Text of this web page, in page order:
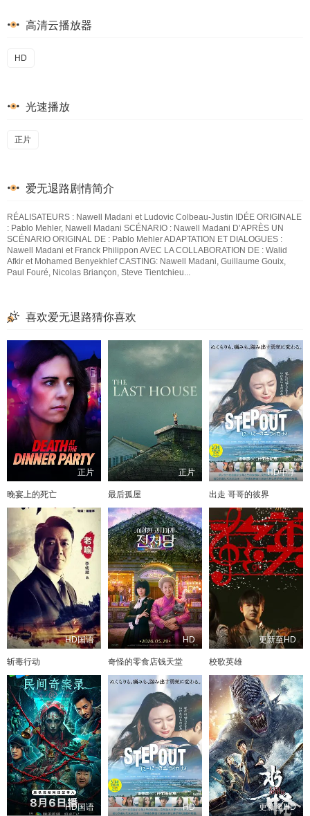
高清云播放器
HD
光速播放
正片
爱无退路剧情简介
RÉALISATEURS : Nawell Madani et Ludovic Colbeau-Justin IDÉE ORIGINALE
: Pablo Mehler, Nawell Madani SCÉNARIO : Nawell Madani D’APRÈS UN
SCÉNARIO ORIGINAL DE : Pablo Mehler ADAPTATION ET DIALOGUES :
Nawell Madani et Franck Philippon AVEC LA COLLABORATION DE : Walid
Afkir et Mohamed Benyekhlef CASTING: Nawell Madani, Guillaume Gouix,
Paul Fouré, Nicolas Briançon, Steve Tientchieu...
喜欢爱无退路猜你喜欢
正片
晚宴上的死亡
正片
最后孤屋
HD中字
出走 哥哥的彼界
HD国语
斩毒行动
HD
奇怪的零食店钱天堂
更新至HD
校歌英雄
HD国语 HD 更新至HD